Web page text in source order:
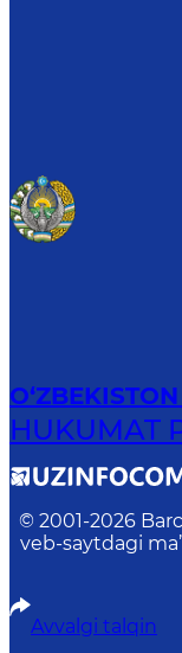
HUKUMAT
© 2001-2026
veb-saytdagi
Avvalgi talqin